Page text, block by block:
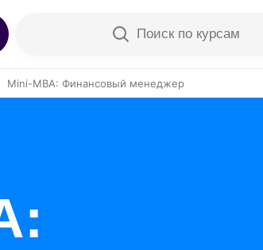
Поиск по курсам
Mini-MBA: Финансовый менеджер